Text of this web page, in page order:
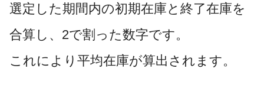
選定した期間内の初期在庫と終了在庫を
合算し、2で割った数字です。
これにより平均在庫が算出されます。